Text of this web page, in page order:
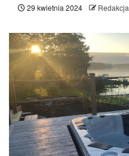
29 kwietnia 2024 Redakcja